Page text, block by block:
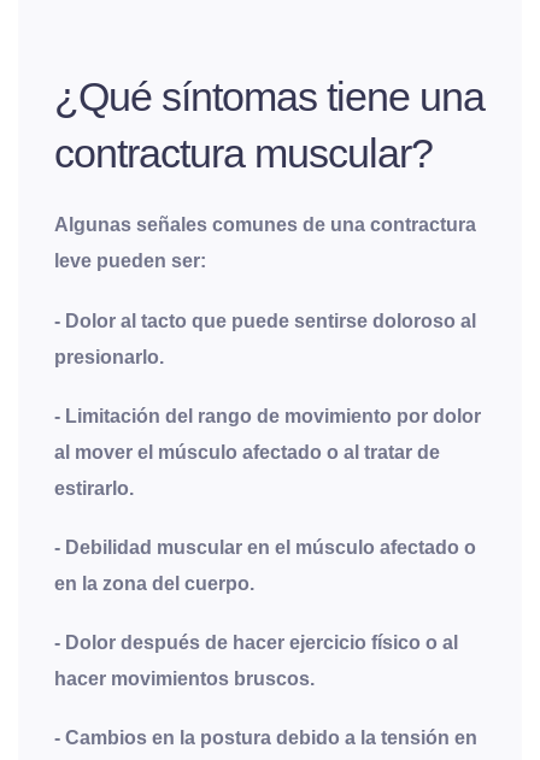
¿Qué síntomas tiene una
contractura muscular?
Algunas señales comunes de una contractura
leve pueden ser:
- Dolor al tacto que puede sentirse doloroso al
presionarlo.
- Limitación del rango de movimiento por dolor
al mover el músculo afectado o al tratar de
estirarlo.
- Debilidad muscular en el músculo afectado o
en la zona del cuerpo.
- Dolor después de hacer ejercicio físico o al
hacer movimientos bruscos.
- Cambios en la postura debido a la tensión en